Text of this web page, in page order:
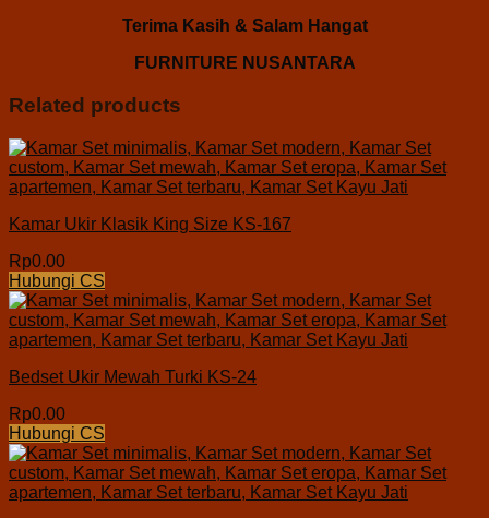
Terima Kasih & Salam Hangat
FURNITURE NUSANTARA
Related products
Kamar Ukir Klasik King Size KS-167
Rp0.00
Hubungi CS
Bedset Ukir Mewah Turki KS-24
Rp0.00
Hubungi CS